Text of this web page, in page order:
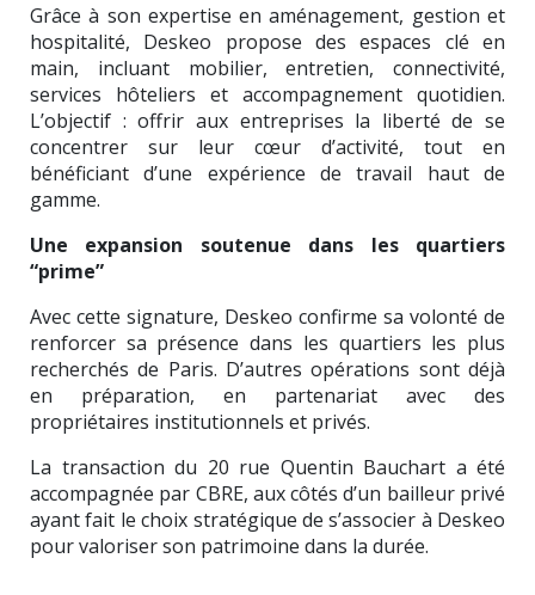
Grâce à son expertise en aménagement, gestion et
hospitalité, Deskeo propose des espaces clé en
main, incluant mobilier, entretien, connectivité,
services hôteliers et accompagnement quotidien.
L’objectif : offrir aux entreprises la liberté de se
concentrer sur leur cœur d’activité, tout en
bénéficiant d’une expérience de travail haut de
gamme.
Une expansion soutenue dans les quartiers
“prime”
Avec cette signature, Deskeo confirme sa volonté de
renforcer sa présence dans les quartiers les plus
recherchés de Paris. D’autres opérations sont déjà
en préparation, en partenariat avec des
propriétaires institutionnels et privés.
La transaction du 20 rue Quentin Bauchart a été
accompagnée par CBRE, aux côtés d’un bailleur privé
ayant fait le choix stratégique de s’associer à Deskeo
pour valoriser son patrimoine dans la durée.